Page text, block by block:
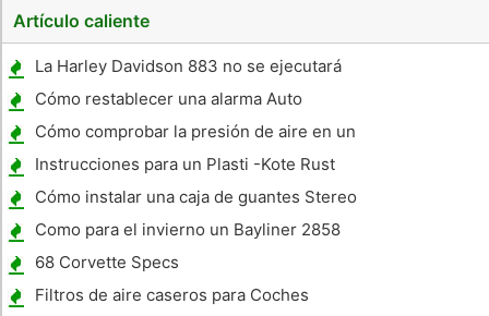
Artículo caliente
La Harley Davidson 883 no se ejecutará
Cómo restablecer una alarma Auto
Cómo comprobar la presión de aire en un
neumático en un Acura Integra
Instrucciones para un Plasti -Kote Rust
Convertidor
Cómo instalar una caja de guantes Stereo
Como para el invierno un Bayliner 2858
Command Bridge
68 Corvette Specs
Filtros de aire caseros para Coches